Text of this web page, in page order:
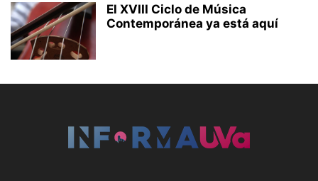
El XVIII Ciclo de Música
Contemporánea ya está aquí